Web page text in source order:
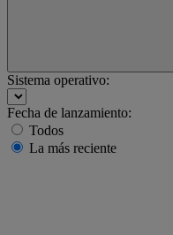
Sistema operativo:
Fecha de lanzamiento:
Todos
La más reciente